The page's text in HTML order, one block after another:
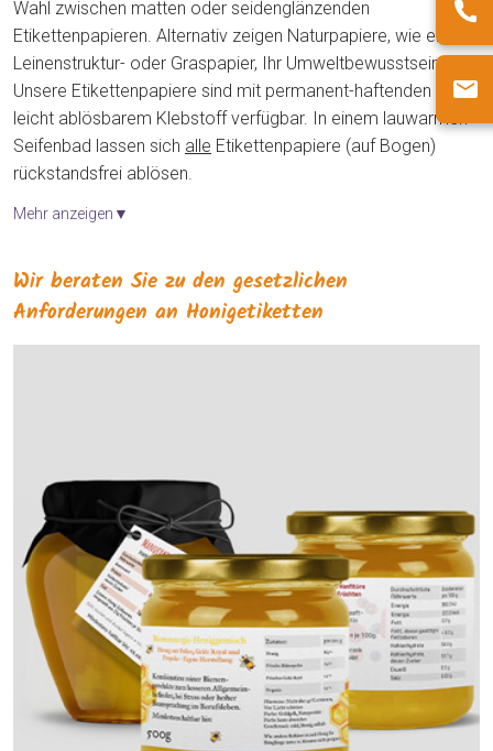
Wahl zwischen matten oder seidenglänzenden
Etikettenpapieren. Alternativ zeigen Naturpapiere, wie ein
Leinenstruktur- oder Graspapier, Ihr Umweltbewusstsein.
Unsere Etikettenpapiere sind mit permanent-haftenden und
leicht ablösbarem Klebstoff verfügbar. In einem lauwarmen
Seifenbad lassen sich alle Etikettenpapiere (auf Bogen)
rückstandsfrei ablösen.
Mehr anzeigen▼
Wir beraten Sie zu den gesetzlichen
Anforderungen an Honigetiketten